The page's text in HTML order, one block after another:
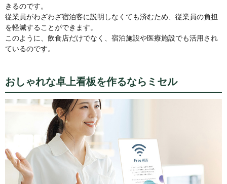
きるのです。
従業員がわざわざ宿泊客に説明しなくても済むため、従業員の負担
を軽減することができます。
このように、飲食店だけでなく、宿泊施設や医療施設でも活用され
ているのです。
おしゃれな卓上看板を作るならミセル